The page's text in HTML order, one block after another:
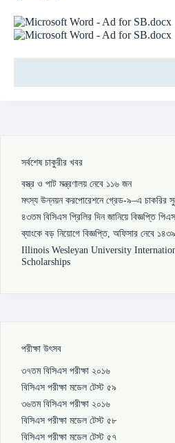
সর্বশেষ চাকুরীর খবর
বস্ত্র ও পাট মন্ত্রণালয় নেবে ১১৬ জন
মৎস্য উন্নয়ন করপোরেশনে গ্রেড-৯–এ চাকরির
৪৩তম বিসিএস প্রিলির দিন জানিয়ে বিজ্ঞপ্তি
ব্যাংকে বড় নিয়োগে বিজ্ঞপ্তি, অফিসার নেবে
Illinois Wesleyan University
Scholarships
পরীক্ষা উৎসব
৩৭তম বিসিএস পরীক্ষা ২০১৬
বিসিএস পরীক্ষা মডেল টেস্ট ৫৯
৩৬তম বিসিএস পরীক্ষা ২০১৬
বিসিএস পরীক্ষা মডেল টেস্ট ৫৮
বিসিএস পরীক্ষা মডেল টেস্ট ৫৭